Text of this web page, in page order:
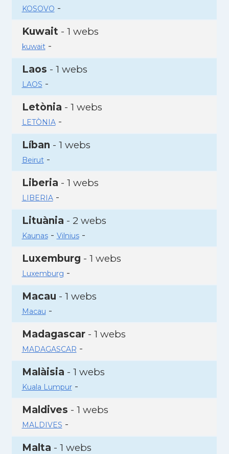
KOSOVO -
Kuwait - 1 webs
kuwait-
Laos - 1 webs
LAOS -
Letònia - 1 webs
LETÒNIA-
Líban - 1 webs
Beirut-
Liberia - 1 webs
LIBERIA-
Lituània - 2 webs
Kaunas- Vilnius-
Luxemburg - 1 webs
Luxemburg -
Macau - 1 webs
Macau -
Madagascar- 1 webs
MADAGASCAR -
Malàisia - 1 webs
Kuala Lumpur-
Maldives - 1 webs
MALDIVES -
Malta - 1 webs